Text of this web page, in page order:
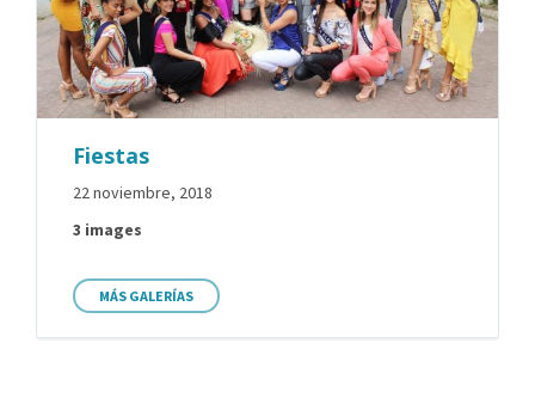
Fiestas
22 noviembre, 2018
3 images
MÁS GALERÍAS